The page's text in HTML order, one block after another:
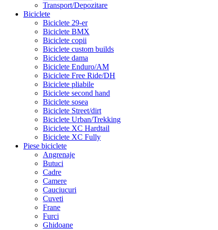
Transport/Depozitare
Biciclete
Biciclete 29-er
Biciclete BMX
Biciclete copii
Biciclete custom builds
Biciclete dama
Biciclete Enduro/AM
Biciclete Free Ride/DH
Biciclete pliabile
Biciclete second hand
Biciclete sosea
Biciclete Street/dirt
Biciclete Urban/Trekking
Biciclete XC Hardtail
Biciclete XC Fully
Piese biciclete
Angrenaje
Butuci
Cadre
Camere
Cauciucuri
Cuveti
Frane
Furci
Ghidoane